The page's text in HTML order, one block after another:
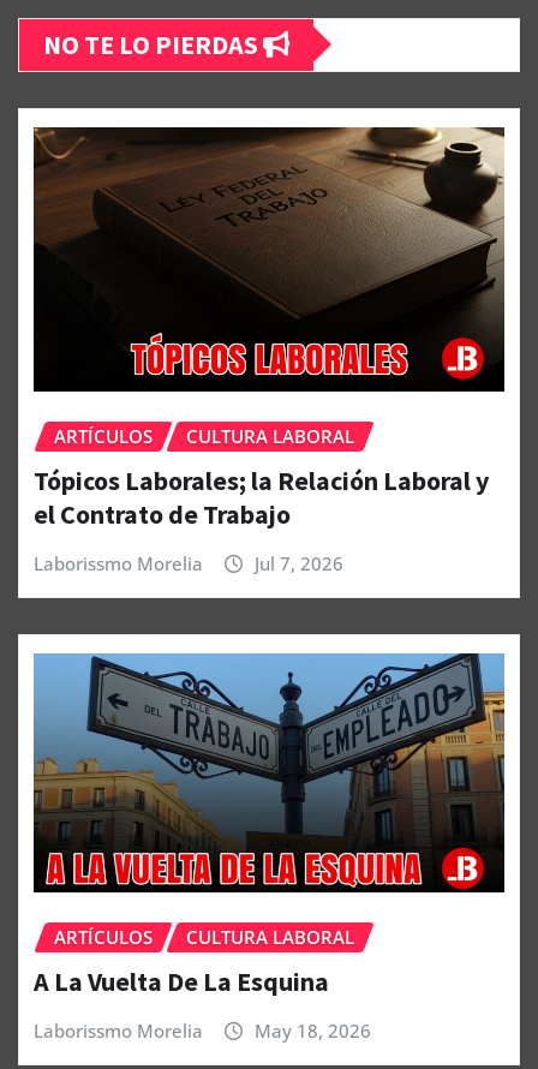
NO TE LO PIERDAS
ARTÍCULOS CULTURA LABORAL
Tópicos Laborales; la Relación Laboral y
el Contrato de Trabajo
Laborissmo Morelia Jul 7, 2026
ARTÍCULOS CULTURA LABORAL
A La Vuelta De La Esquina
Laborissmo Morelia May 18, 2026